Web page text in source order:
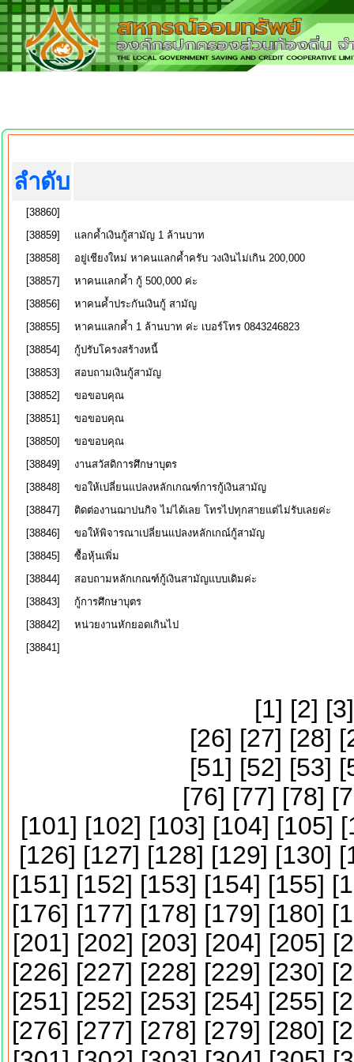
ลำดับ
[38860]
[38859]
แลกค้ำเงินกู้สามัญ 1 ล้านบาท
[38858]
อยู่เชียงใหม่ หาคนแลกค้ำครับ วงเงินไม่เกิน 200,000
[38857]
หาคนแลกค้ำ กู้ 500,000 ค่ะ
[38856]
หาคนค้ำประกันเงินกู้ สามัญ
[38855]
หาคนแลกค้ำ 1 ล้านบาท ค่ะ เบอร์โทร 0843246823
[38854]
กู้ปรับโครงสร้างหนี้
[38853]
สอบถามเงินกู้สามัญ
[38852]
ขอขอบคุณ
[38851]
ขอขอบคุณ
[38850]
ขอขอบคุณ
[38849]
งานสวัสดิการศึกษาบุตร
[38848]
ขอให้เปลี่ยนแปลงหลักเกณฑ์การกู้เงินสามัญ
[38847]
ติดต่องานฌาปนกิจ ไม่ได้เลย โทรไปทุกสายแต่ไม่รับเลยค่ะ
[38846]
ขอให้พิจารณาเปลี่ยนแปลงหลักเกณ์กู้สามัญ
[38845]
ซื้อหุ้นเพิ่ม
[38844]
สอบถามหลักเกณฑ์กู้เงินสามัญแบบเดิมค่ะ
[38843]
กู้การศึกษาบุตร
[38842]
หน่วยงานหักยอดเกินไป
[38841]
[1] [2] [3
[26] [27] [28] [
[51] [52] [53] [
[76] [77] [78] [
[101] [102] [103] [104] [105] [
[126] [127] [128] [129] [130] [
[151] [152] [153] [154] [155] [
[176] [177] [178] [179] [180] [
[201] [202] [203] [204] [205] [
[226] [227] [228] [229] [230] [
[251] [252] [253] [254] [255] [
[276] [277] [278] [279] [280] [